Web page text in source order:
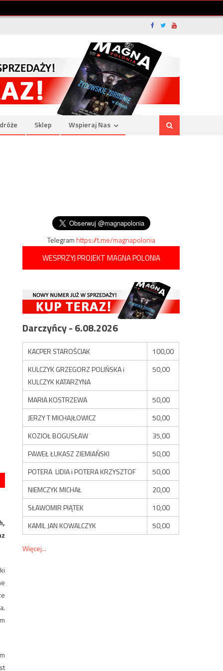
Sklep Wspieraj Nas
Telegramhttps://t.me/magnapolonia
WESPRZYJ PROJEKT MAGNA POLONIA
Darczyńcy - 6.08.2026
KACPER STAROŚCIAK
100,00
KULCZYK GRZEGORZ POLIŃSKA i
KULCZYK KATARZYNA
50,00
MARIA KOSTRZEWA
50,00
JERZY T MICHAJŁOWICZ
50,00
KOZIOŁ BOGUSŁAW
35,00
PAWEŁ ŁUKASZ ZIEMIAŃSKI
50,00
POTERA LIDIA i POTERA KRZYSZTOF
50,00
NIEMCZYK MICHAŁ
20,00
SŁAWOMIR PIĄTEK
10,00
KAMIL JAN KOWALCZYK
50,00
Więcej...